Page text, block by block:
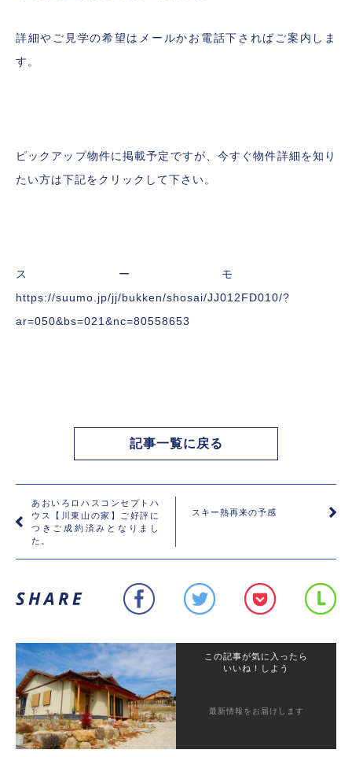
詳細やご見学の希望はメールかお電話下さればご案内しま
す。
ピックアップ物件に掲載予定ですが、今すぐ物件詳細を知り
たい方は下記をクリックして下さい。
スーモ
https://suumo.jp/jj/bukken/shosai/JJ012FD010/?
ar=050&bs=021&nc=80558653
記事一覧に戻る
あおいろロハスコンセプトハ
ウス【川東山の家】ご好評に
つきご成約済みとなりまし
た。
スキー熱再来の予感
この記事が気に入ったら
いいね！しよう
最新情報をお届けします